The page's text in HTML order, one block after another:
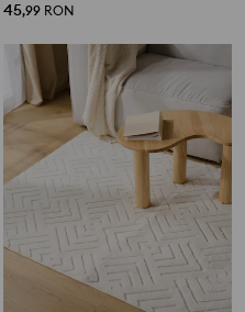
45,99 RON